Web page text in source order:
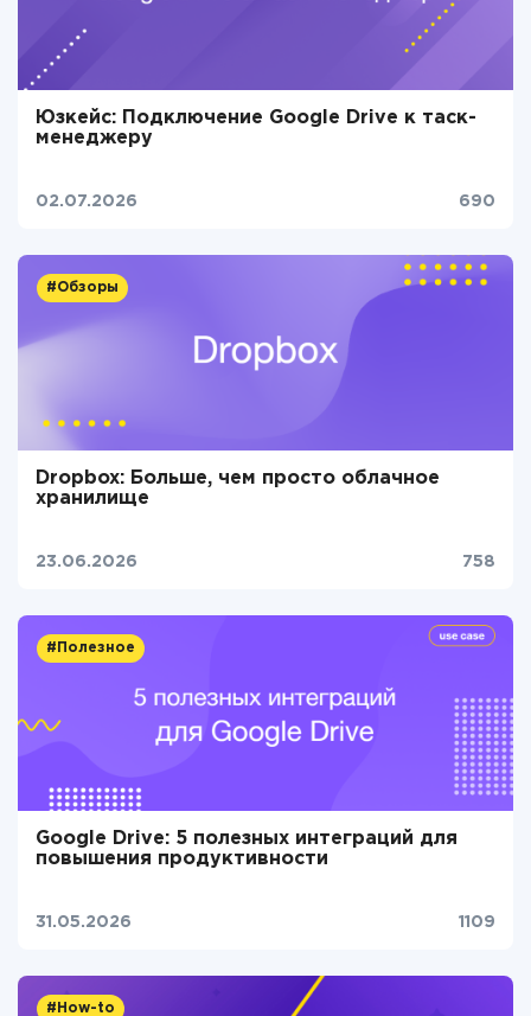
Юзкейс: Подключение Google Drive к таск-
менеджеру
02.07.2026 690
#Обзоры
Dropbox: Больше, чем просто облачное
хранилище
23.06.2026 758
#Полезное
Google Drive: 5 полезных интеграций для
повышения продуктивности
31.05.2026 1109
#How-to